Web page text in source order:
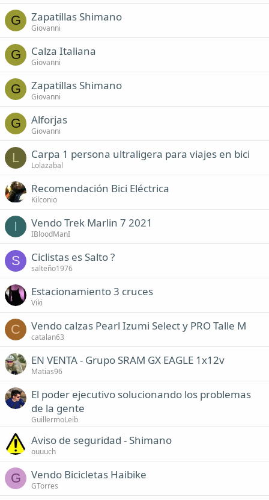
G Zapatillas Shimano
Giovanni
G Calza Italiana
Giovanni
G Zapatillas Shimano
Giovanni
G Alforjas
Giovanni
L Carpa 1 persona ultraligera para viajes en bici
Lolazabal
Recomendación Bici Eléctrica
Kilconio
I Vendo Trek Marlin 7 2021
IBloodManI
S Ciclistas es Salto ?
salteño1976
Estacionamiento 3 cruces
Viki
C Vendo calzas Pearl Izumi Select y PRO Talle M
catalan63
EN VENTA - Grupo SRAM GX EAGLE 1x12v
Matias96
El poder ejecutivo solucionando los problemas
de la gente
GuillermoLeib
Aviso de seguridad - Shimano
ouuuch
G Vendo Bicicletas Haibike
GTorres